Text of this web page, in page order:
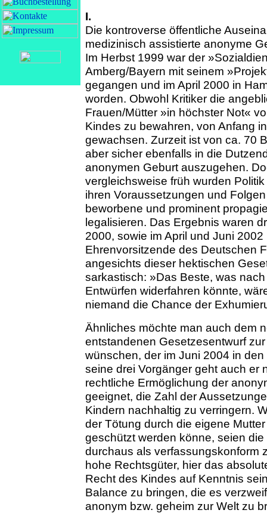
I.
Die kontroverse öffentliche
medizinisch assistierte anonyme
Im Herbst 1999 war der
Amberg/Bayern mit seinem
gegangen und im April 2000 in
worden. Obwohl Kritiker die
Frauen/Mütter »in höchster Not«
Kindes zu bewahren, von Anfang
gewachsen. Zurzeit ist von ca. 70
aber sicher ebenfalls in die
anonymen Geburt auszugehen.
vergleichsweise früh wurden
ihren Voraussetzungen und
beworbene und prominent
legalisieren. Das Ergebnis waren
2000, sowie im April und Juni
Ehrenvorsitzende des Deutschen
angesichts dieser hektischen
sarkastisch: »Das Beste, was
Entwürfen widerfahren könnte,
niemand die Chance der
Ähnliches möchte man auch dem
entstandenen Gesetzesentwurf
wünschen, der im Juni 2004 in
seine drei Vorgänger geht auch er
rechtliche Ermöglichung der
geeignet, die Zahl der
Kindern nachhaltig zu verringern.
der Tötung durch die eigene
geschützt werden könne, seien
durchaus als verfassungskonform
hohe Rechtsgüter, hier das
Recht des Kindes auf Kenntnis
Balance zu bringen, die es
anonym bzw. geheim zur Welt zu